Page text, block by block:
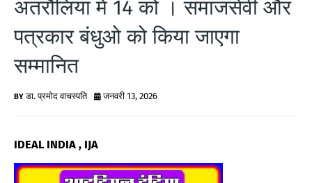
G
N
E
W
अतरौलिया में 14 को । समाजसेवी और
पत्रकार बंधुओ को किया जाएगा
सम्मानित
डा. प्रमोद वाचस्पति जनवरी 13, 2026
IDEAL INDIA , IJA